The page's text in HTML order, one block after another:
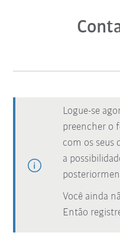
Logue-se
preencher o
com os seus
a
Você ainda
Então